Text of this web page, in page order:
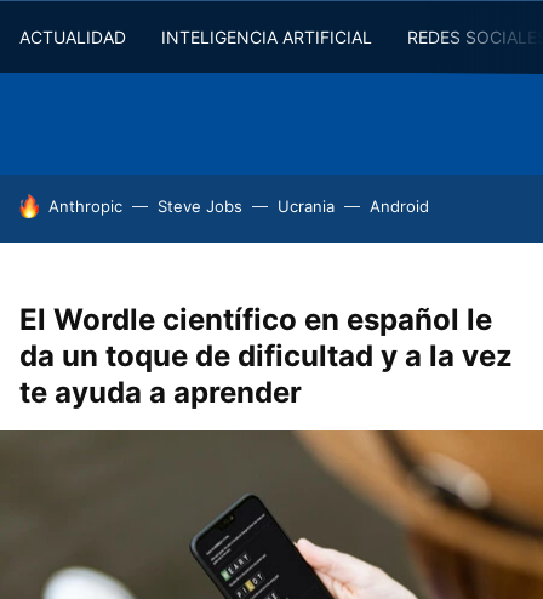
ACTUALIDAD INTELIGENCIA ARTIFICIAL REDES
HOY SE HABLA DE
Anthropic Steve Jobs Ucrania Android
El Wordle científico en español le
da un toque de dificultad y a la vez
te ayuda a aprender